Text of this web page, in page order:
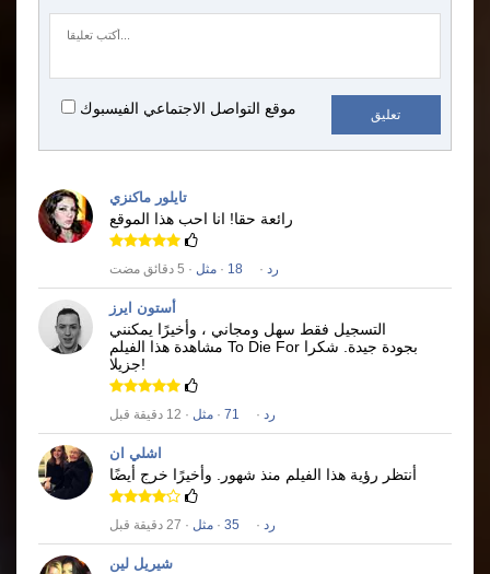
موقع التواصل الاجتماعي الفيسبوك تعليق
تايلور ماكنزي
رائعة حقا! انا احب هذا الموقع
رد ·
18
· مثل · 5 دقائق مضت
أستون ايرز
التسجيل فقط سهل ومجاني ، وأخيرًا يمكنني
To Die For بجودة جيدة. شكرا
جزيلا!
رد ·
71
· مثل · 12 دقيقة قبل
اشلي ان
أنتظر رؤية هذا الفيلم منذ شهور. وأخيرًا خرج أيضًا
رد ·
35
· مثل · 27 دقيقة قبل
شيريل لين